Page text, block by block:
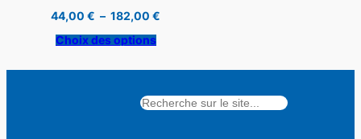
44,00€ – 182,00€
182,00 €
Choix des options